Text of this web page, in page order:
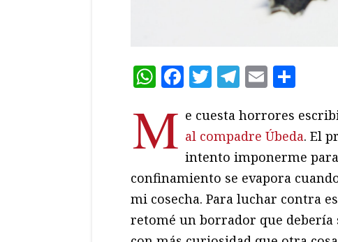
WhatsApp
Facebook
Twitter
Telegram
Email
M e cuesta horrores
al compadre Úbeda. El
intento imponerme
confinamiento se evapora
mi cosecha. Para luchar contra
retomé un borrador que debería